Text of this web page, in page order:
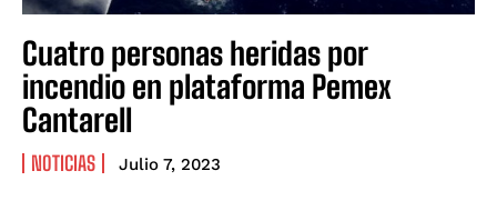
Cuatro personas heridas por
incendio en plataforma Pemex
Cantarell
NOTICIAS Julio 7, 2023